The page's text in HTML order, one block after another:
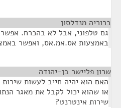
ברוריה מנדלסון
גם טלפוני, אבל לא בהכרח.
באמצעות אס.אמ.אס, ואפשר
שרון פליישר בן-יהודה
האם הוא יהיה חייב לעשות שירות
או שהוא יכול לקבל את מאגר
שירות אינטרנט?